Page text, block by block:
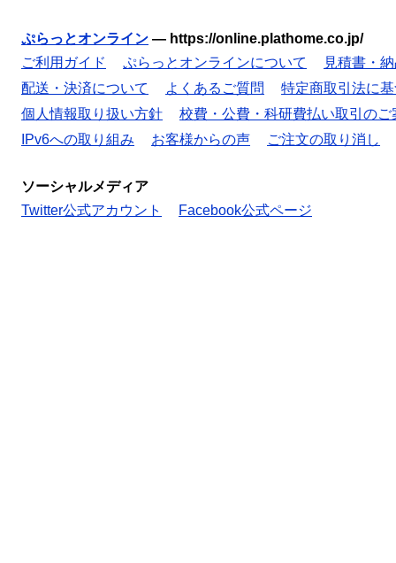
ぷらっとオンライン — https://online.plathome.co.jp/
ご利用ガイド
ぷらっとオンラインについて
見積書・
配送・決済について
よくあるご質問
特定商取引法に
個人情報取り扱い方針
校費・公費・科研費払い取引のご
IPv6への取り組み
お客様からの声 ご注文の取り消し
ソーシャルメディア
Twitter公式アカウント
Facebook公式ページ